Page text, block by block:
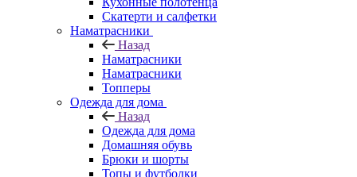
Скатерти и салфетки
Наматрасники
Назад
Наматрасники
Наматрасники
Топперы
Одежда для дома
Назад
Одежда для дома
Домашняя обувь
Брюки и шорты
Топы и футболки